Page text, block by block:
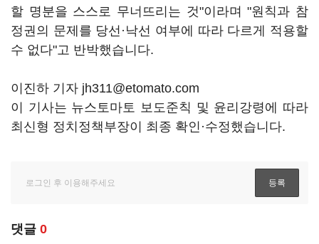
할 명분을 스스로 무너뜨리는 것"이라며 "원칙과 참
정권의 문제를 당선·낙선 여부에 따라 다르게 적용할
수 없다"고 반박했습니다.
이진하 기자 jh311@etomato.com
이 기사는 뉴스토마토 보도준칙 및 윤리강령에 따라
최신형 정치정책부장이 최종 확인·수정했습니다.
댓글 0